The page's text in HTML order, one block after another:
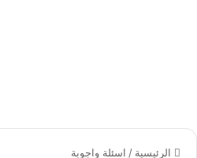
الرئيسية / اسئلة واجوبة